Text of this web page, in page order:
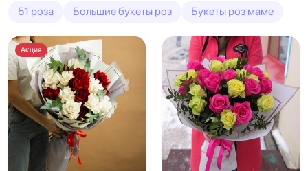
51 роза
Большие букеты роз Букеты роз маме
Акция